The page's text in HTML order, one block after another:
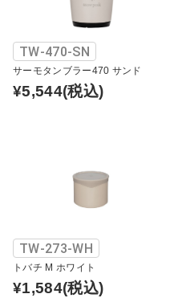
TW-470-SN
サーモタンブラー470 サンド
¥5,544(税込)
TW-273-WH
トバチ M ホワイト
¥1,584(税込)